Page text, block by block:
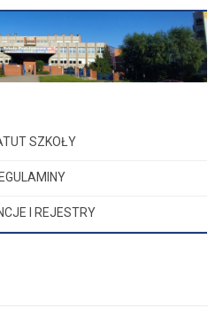
SZKOŁY
I REJESTRY